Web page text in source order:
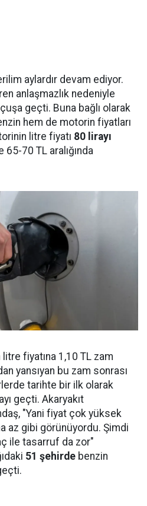
aylardır devam ediyor.
anlaşmazlık nedeniyle
geçti. Buna bağlı olarak
hem de motorin fiyatları
litre fiyatı 80 lirayı
65-70 TL aralığında
fiyatına 1,10 TL zam
yansıyan bu zam sonrası
tarihte bir ilk olarak
geçti. Akaryakıt
"Yani fiyat çok yüksek
az gibi görünüyordu. Şimdi
ile tasarruf da zor"
51 şehirde benzin